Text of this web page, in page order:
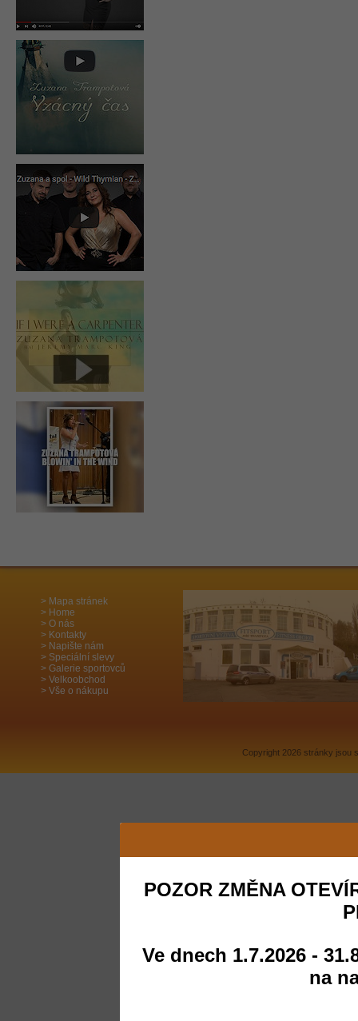
Mapa stránek
Home
O nás
Kontakty
Napište nám
Speciální slevy
Galerie sportovců
Velkoobchod
Vše o nákupu
POZOR ZMĚNA
Ve dnech 1.7.2026 -
na
Copyright 2026 stránky jsou